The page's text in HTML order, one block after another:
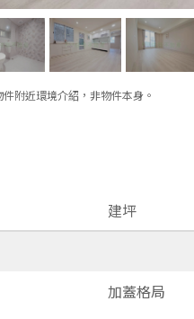
附近環境介紹，非物件本身。
建坪
加蓋格局